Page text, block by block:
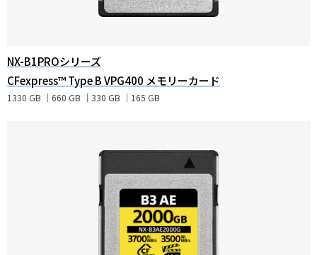
NX-B1PROシリーズ
CFexpress™ Type B VPG400 メモリーカード
1330 GB ｜660 GB ｜330 GB ｜165 GB